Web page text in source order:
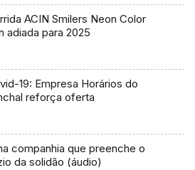
ACIN Smilers Neon Color
adiada para 2025
19: Empresa Horários do
reforça oferta
companhia que preenche o
da solidão (áudio)